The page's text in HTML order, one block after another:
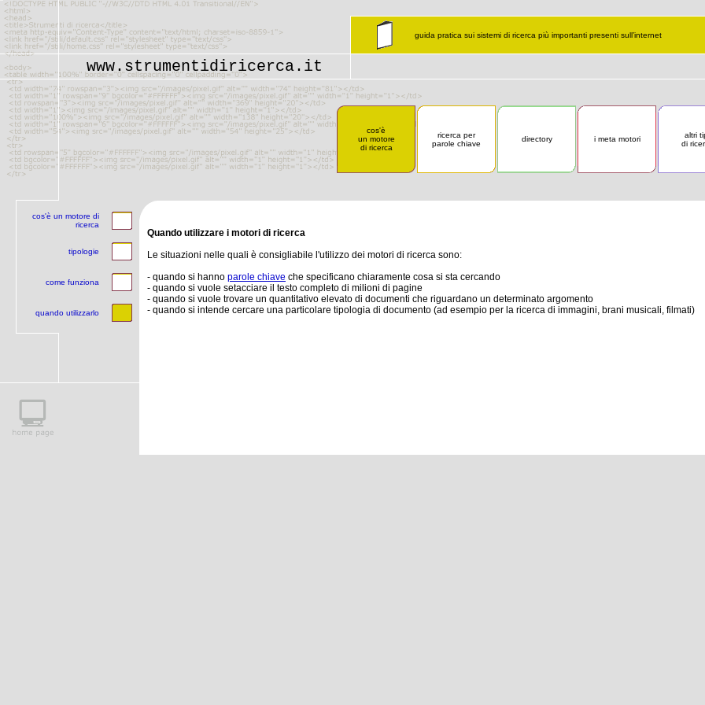
guida pratica sui sistemi di ricerca più importanti presenti sull’internet
www.strumentidiricerca.it
cos'è
un motore
di ricerca
ricerca per
parole chiave
directory i meta motori
altri
di
cos'è un motore di
ricerca
tipologie
come funziona
quando utilizzarlo
Quando utilizzare i motori di ricerca
Le situazioni nelle quali è consigliabile l'utilizzo dei motori di ricerca sono:
- quando si hanno parole chiave che specificano chiaramente cosa si sta cercando
- quando si vuole setacciare il testo completo di milioni di pagine
- quando si vuole trovare un quantitativo elevato di documenti che riguardano un determinato argomento
- quando si intende cercare una particolare tipologia di documento (ad esempio per la ricerca di immagini, brani musicali, filmati)